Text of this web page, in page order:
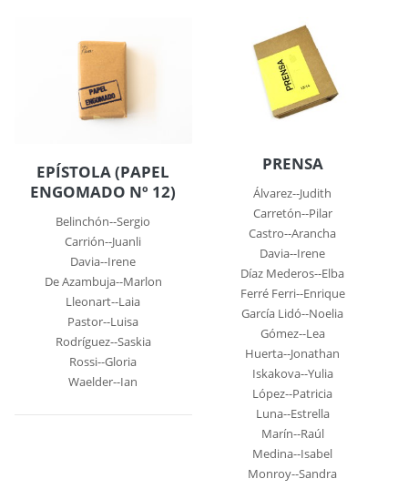
EPÍSTOLA (PAPEL
ENGOMADO Nº 12)
Belinchón--Sergio
Carrión--Juanli
Davia--Irene
De Azambuja--Marlon
Lleonart--Laia
Pastor--Luisa
Rodríguez--Saskia
Rossi--Gloria
Waelder--Ian
PRENSA
Álvarez--Judith
Carretón--Pilar
Castro--Arancha
Davia--Irene
Díaz Mederos--Elba
Ferré Ferri--Enrique
García Lidó--Noelia
Gómez--Lea
Huerta--Jonathan
Iskakova--Yulia
López--Patricia
Luna--Estrella
Marín--Raúl
Medina--Isabel
Monroy--Sandra